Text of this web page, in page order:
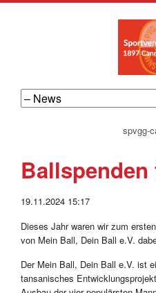
spvgg-
Ballspenden
19.11.2024 15:17
Dieses Jahr waren wir zum
von Mein Ball, Dein Ball e.V.
Der Mein Ball, Dein Ball e.V. ist
tansanisches